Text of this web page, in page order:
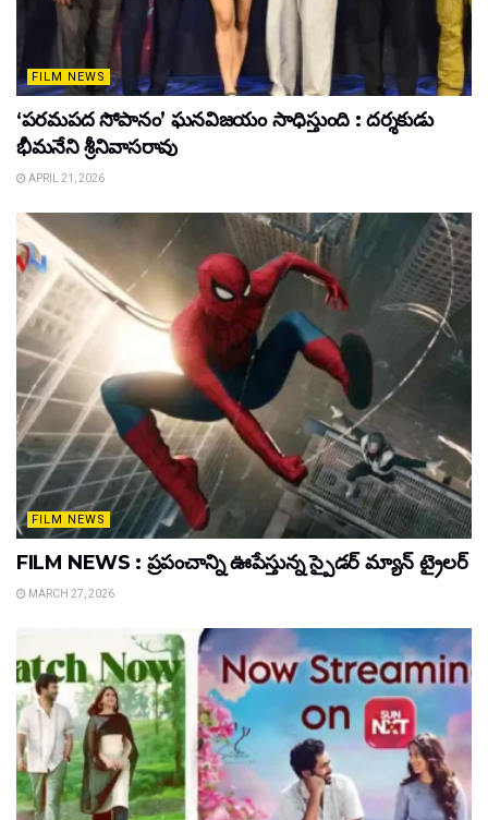
FILM NEWS
‘పరమపద సోపానం’ ఘనవిజయం సాధిస్తుంది : దర్శకుడు
భీమనేని శ్రీనివాసరావు
APRIL 21, 2026
FILM NEWS
FILM NEWS : ప్రపంచాన్ని ఊపేస్తున్న స్పైడర్ మ్యాన్ ట్రైలర్
MARCH 27, 2026